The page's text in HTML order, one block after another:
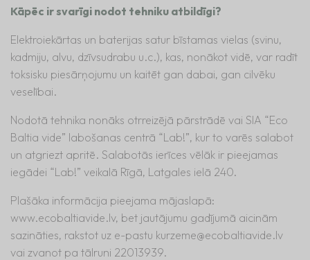
Kāpēc ir svarīgi nodot tehniku atbildīgi?
Elektroiekārtas un baterijas satur bīstamas vielas (svinu,
kadmiju, alvu, dzīvsudrabu u.c.), kas, nonākot vidē, var radīt
toksisku piesārņojumu un kaitēt gan dabai, gan cilvēku
veselībai.
Nodotā tehnika nonāks otrreizējā pārstrādē vai SIA “Eco
Baltia vide” labošanas centrā “Lab!”, kur to varēs salabot
un atgriezt apritē. Salabotās ierīces vēlāk ir pieejamas
iegādei “Lab!” veikalā Rīgā, Latgales ielā 240.
Plašāka informācija pieejama mājaslapā:
www.ecobaltiavide.lv, bet jautājumu gadījumā aicinām
sazināties, rakstot uz e-pastu kurzeme@ecobaltiavide.lv
vai zvanot pa tālruni 22013939.